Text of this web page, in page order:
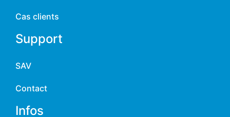
Cas clients
Support
SAV
Contact
Infos